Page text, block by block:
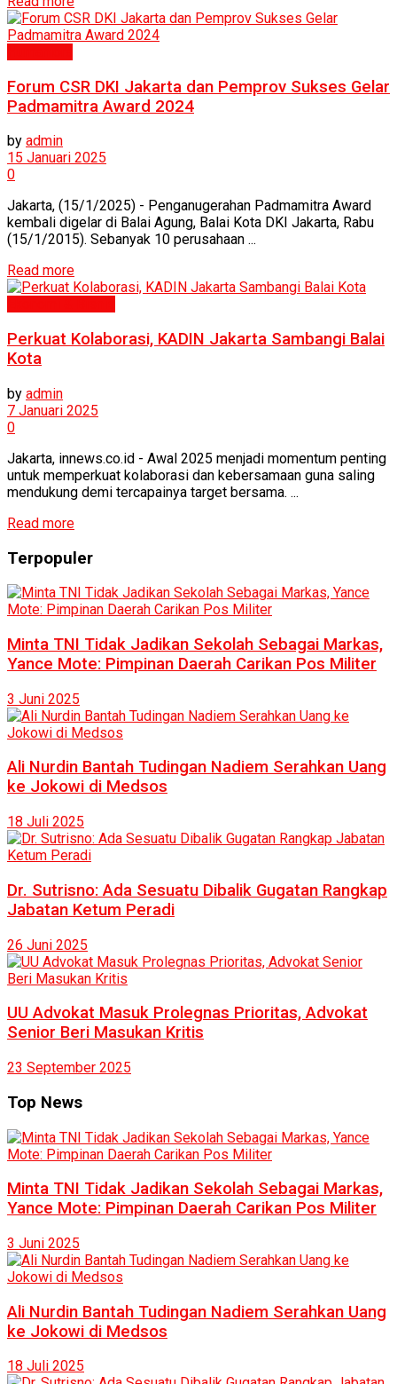
Forum CSR DKI Jakarta dan Pemprov Sukses Gelar
Padmamitra Award 2024
by admin
15 Januari 2025
0
Jakarta, (15/1/2025) - Penganugerahan Padmamitra Award
kembali digelar di Balai Agung, Balai Kota DKI Jakarta, Rabu
(15/1/2015). Sebanyak 10 perusahaan ...
Read more
Perkuat Kolaborasi, KADIN Jakarta Sambangi Balai
Kota
by admin
7 Januari 2025
0
Jakarta, innews.co.id - Awal 2025 menjadi momentum penting
untuk memperkuat kolaborasi dan kebersamaan guna saling
mendukung demi tercapainya target bersama. ...
Read more
Terpopuler
Minta TNI Tidak Jadikan Sekolah Sebagai Markas,
Yance Mote: Pimpinan Daerah Carikan Pos Militer
3 Juni 2025
Ali Nurdin Bantah Tudingan Nadiem Serahkan Uang
ke Jokowi di Medsos
18 Juli 2025
Dr. Sutrisno: Ada Sesuatu Dibalik Gugatan Rangkap
Jabatan Ketum Peradi
26 Juni 2025
UU Advokat Masuk Prolegnas Prioritas, Advokat
Senior Beri Masukan Kritis
23 September 2025
Top News
Minta TNI Tidak Jadikan Sekolah Sebagai Markas,
Yance Mote: Pimpinan Daerah Carikan Pos Militer
3 Juni 2025
Ali Nurdin Bantah Tudingan Nadiem Serahkan Uang
ke Jokowi di Medsos
18 Juli 2025